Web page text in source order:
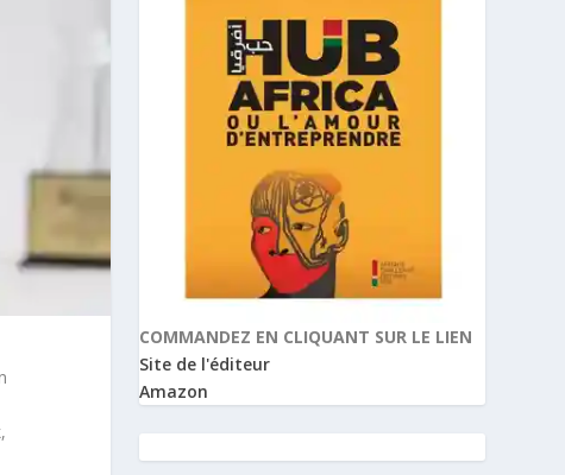
COMMANDEZ EN CLIQUANT SUR LE LIEN
Site de l'éditeur
Amazon